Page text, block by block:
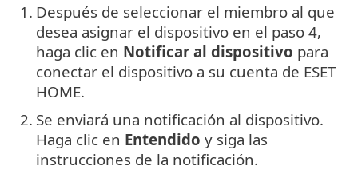
1. Después de seleccionar el miembro al que
desea asignar el dispositivo en el paso 4,
haga clic en Notificar al dispositivo para
conectar el dispositivo a su cuenta de ESET
HOME.
2. Se enviará una notificación al dispositivo.
Haga clic en Entendido y siga las
instrucciones de la notificación.